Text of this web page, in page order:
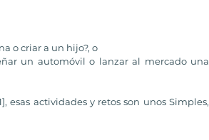
o criar a un hijo?, o
un automóvil o lanzar al mercado una
actividades y retos son unos Simples,